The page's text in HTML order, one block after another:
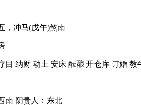
，冲马(戊午)煞南
纳财 动土 安床 酝酿 开仓库 订婚 教
南 阴贵人：东北